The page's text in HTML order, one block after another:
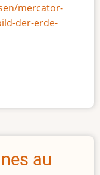
mercator-
der-erde-
au